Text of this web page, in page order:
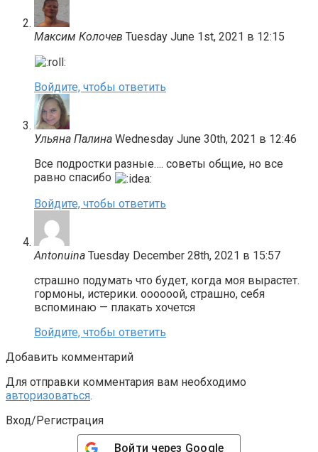
Максим Колочев Tuesday June 1st, 2021 в 12:15
Войдите, чтобы ответить
Ульяна Палина Wednesday June 30th, 2021 в 12:46
Все подростки разные…. советы общие, но все
равно спасибо
Войдите, чтобы ответить
Antonuina Tuesday December 28th, 2021 в 15:57
страшно подумать что будет, когда моя вырастет.
гормоны, истерики. оооооой, страшно, себя
вспоминаю — плакать хочется
Войдите, чтобы ответить
Добавить комментарий
Для отправки комментария вам необходимо
авторизоваться.
Вход/Регистрация
Войти через Google